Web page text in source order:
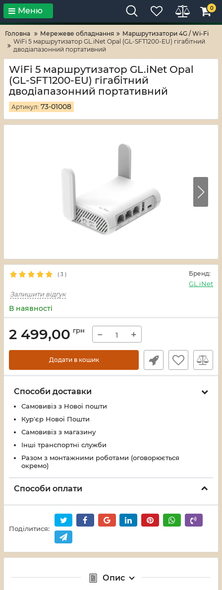
Тільки високі технології! RV-ZAFT
Меню 0
Головна Мережеве обладнання
Маршрутизатори 4G / Wi-Fi
WiFi 5 маршрутизатор GL.iNet Opal (GL-SFT1200-EU) гігабітний
дводіапазонний портативний
WiFi 5 маршрутизатор GL.iNet Opal
(GL-SFT1200-EU) гігабітний
дводіапазонний портативний
Артикул: 73-01008
( 3 ) Бренд:
GL.iNet
Залишити відгук
В наявності
2 499,00 грн − +
Додати в кошик
Способи доставки
Самовивіз з Нової пошти
Кур'єр Нової Пошти
Самовивіз з магазину
Інші транспортні служби
Разом з монтажними роботами (оговорюється
окремо)
Способи оплати
Поділитися:
Опис